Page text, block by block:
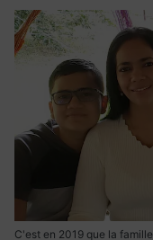
C'est en 2019 que la